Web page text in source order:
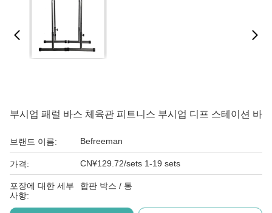
부시업 패럴 바스 체육관 피트니스 부시업 디프 스테이션 바
브랜드 이름: Befreeman
가격: CN¥129.72/sets 1-19 sets
포장에 대한 세부
사항:
합판 박스 / 통